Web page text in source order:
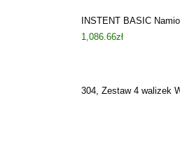
INSTENT BASIC
1,086.66zł
304, Zestaw 4 walizek